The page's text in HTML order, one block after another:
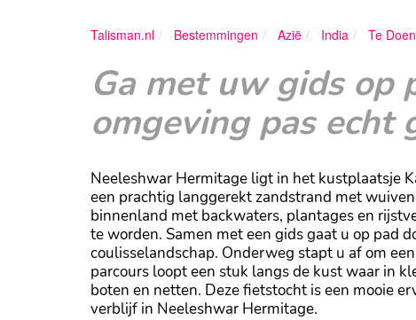
Talisman.nl Bestemmingen Azië India Te Doen
Ga met uw gids op
omgeving pas echt
Neeleshwar Hermitage ligt in het kustplaatsje
een prachtig langgerekt zandstrand met
binnenland met backwaters, plantages en
te worden. Samen met een gids gaat u op pad
coulisselandschap. Onderweg stapt u af om
parcours loopt een stuk langs de kust waar in
boten en netten. Deze fietstocht is een mooie
verblijf in Neeleshwar Hermitage.